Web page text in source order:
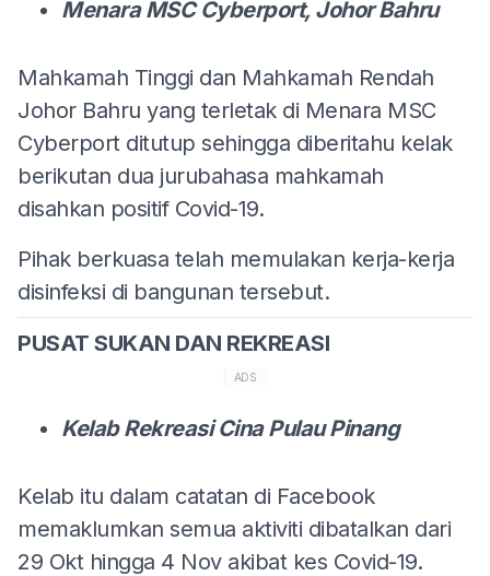
Menara MSC Cyberport, Johor Bahru
Mahkamah Tinggi dan Mahkamah Rendah
Johor Bahru yang terletak di Menara MSC
Cyberport ditutup sehingga diberitahu kelak
berikutan dua jurubahasa mahkamah
disahkan positif Covid-19.
Pihak berkuasa telah memulakan kerja-kerja
disinfeksi di bangunan tersebut.
PUSAT SUKAN DAN REKREASI
ADS
Kelab Rekreasi Cina Pulau Pinang
Kelab itu dalam catatan di Facebook
memaklumkan semua aktiviti dibatalkan dari
29 Okt hingga 4 Nov akibat kes Covid-19.